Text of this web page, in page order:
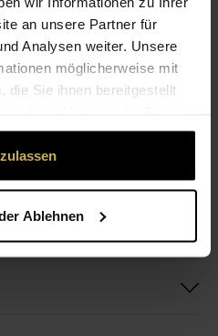
an unsere Partner für
Analysen weiter. Unsere
möglicherweise mit
die Sie ihnen bereitgestellt
Ablehnen